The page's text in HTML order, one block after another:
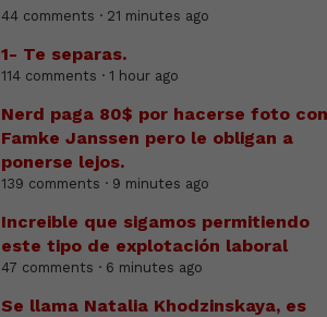
44 comments · 21 minutes ago
1- Te separas.
114 comments · 1 hour ago
Nerd paga 80$ por hacerse foto con
Famke Janssen pero le obligan a
ponerse lejos.
139 comments · 9 minutes ago
Increible que sigamos permitiendo
este tipo de explotación laboral
47 comments · 6 minutes ago
Se llama Natalia Khodzinskaya, es